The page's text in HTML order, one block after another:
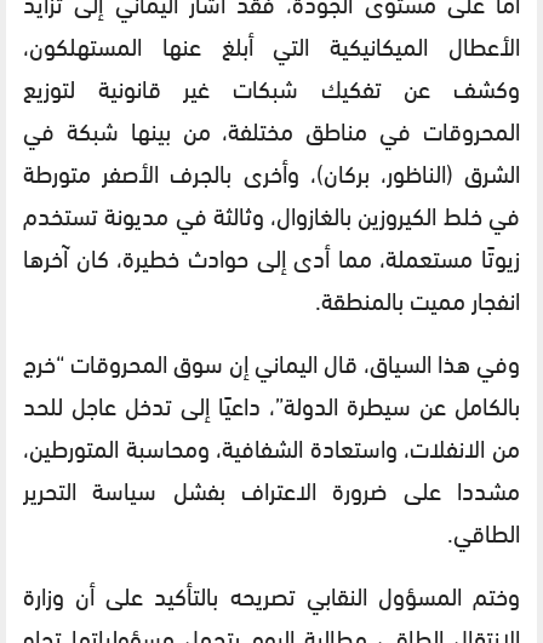
الأعطال الميكانيكية التي أبلغ عنها المستهلكون،
وكشف عن تفكيك شبكات غير قانونية لتوزيع
المحروقات في مناطق مختلفة، من بينها شبكة في
الشرق (الناظور، بركان)، وأخرى بالجرف الأصفر متورطة
في خلط الكيروزين بالغازوال، وثالثة في مديونة تستخدم
زيوتًا مستعملة، مما أدى إلى حوادث خطيرة، كان آخرها
انفجار مميت بالمنطقة.
وفي هذا السياق، قال اليماني إن سوق المحروقات “خرج
بالكامل عن سيطرة الدولة”، داعيًا إلى تدخل عاجل للحد
من الانفلات، واستعادة الشفافية، ومحاسبة المتورطين،
مشددا على ضرورة الاعتراف بفشل سياسة التحرير
الطاقي.
وختم المسؤول النقابي تصريحه بالتأكيد على أن وزارة